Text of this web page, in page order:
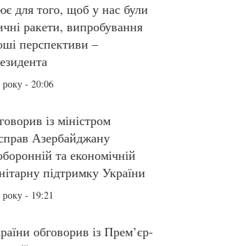
для того, щоб у нас були
ракети, випробування
перспективи –
року - 20:06
із міністром
Азербайджану
та економічній
підтримку України
- 19:21
обговорив із Прем’єр-